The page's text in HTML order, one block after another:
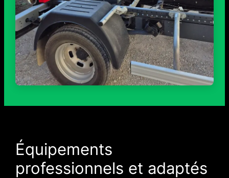
Équipements
professionnels et adaptés